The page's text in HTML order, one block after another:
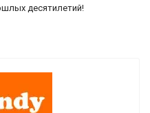
десятилетий!